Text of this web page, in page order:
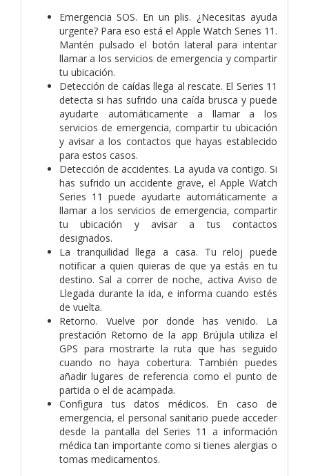
Emergencia SOS. En un plis. ¿Necesitas ayuda
urgente? Para eso está el Apple Watch Series 11.
Mantén pulsado el botón lateral para intentar
llamar a los servicios de emergencia y compartir
tu ubicación.
Detección de caídas llega al rescate. El Series 11
detecta si has sufrido una caída brusca y puede
ayudarte automáticamente a llamar a los
servicios de emergencia, compartir tu ubicación
y avisar a los contactos que hayas establecido
para estos casos.
Detección de accidentes. La ayuda va contigo. Si
has sufrido un accidente grave, el Apple Watch
Series 11 puede ayudarte automáticamente a
llamar a los servicios de emergencia, compartir
tu ubicación y avisar a tus contactos
designados.
La tranquilidad llega a casa. Tu reloj puede
notificar a quien quieras de que ya estás en tu
destino. Sal a correr de noche, activa Aviso de
Llegada durante la ida, e informa cuando estés
de vuelta.
Retorno. Vuelve por donde has venido. La
prestación Retorno de la app Brújula utiliza el
GPS para mostrarte la ruta que has seguido
cuando no haya cobertura. También puedes
añadir lugares de referencia como el punto de
partida o el de acampada.
Configura tus datos médicos. En caso de
emergencia, el personal sanitario puede acceder
desde la pantalla del Series 11 a información
médica tan importante como si tienes alergias o
tomas medicamentos.